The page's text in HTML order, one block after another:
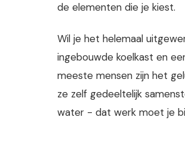
de elementen die je kiest.
Wil je het helemaal
ingebouwde koelkast en
meeste mensen zijn het
ze zelf gedeeltelijk
water - dat werk moet je